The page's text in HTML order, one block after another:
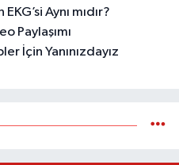
Aynı mıdır?
Paylaşımı
İçin Yanınızdayız